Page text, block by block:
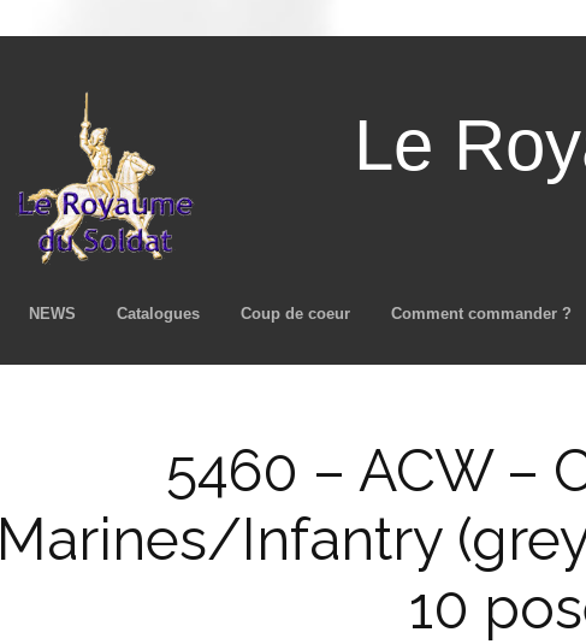
Le
Aller
NEWS Catalogues Coup de coeur Comment commander ?
5460 – ACW –
Marines/Infantry
10